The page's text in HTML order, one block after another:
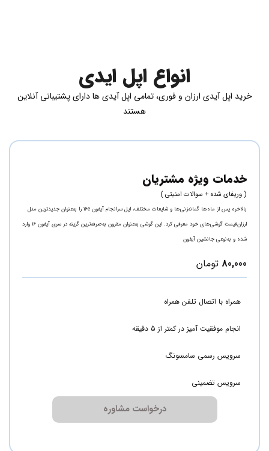
انواع اپل ایدی
خرید اپل آیدی ارزان و فوری، تمامی اپل آیدی ها دارای پشتیبانی آنلاین
هستند
خدمات ویژه مشتریان
( وریفای شده + سوالات امنیتی )
بالاخره پس از ماه‌ها گمانه‌زنی‌ها و شایعات مختلف، اپل سرانجام آیفون 16e را به‌عنوان جدیدترین مدل
ارزان‌‌قیمت گوشی‌های خود معرفی کرد. این گوشی به‌عنوان مقرون به‌صرفه‌ترین گزینه در سری آیفون 16 وارد
شده و به‌نوعی جانشین آیفون
80,000 تومان
همراه با اتصال تلفن همراه
انجام موفقیت آمیز در کمتر از 5 دقیقه
سرویس رسمی سامسونگ
سرویس تضمینی
درخواست مشاوره